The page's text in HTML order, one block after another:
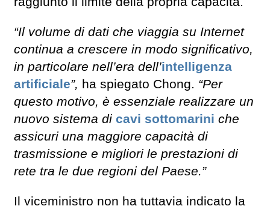
“Il volume di dati che viaggia su Internet
continua a crescere in modo significativo,
in particolare nell’era dell’intelligenza
artificiale”, ha spiegato Chong. “Per
questo motivo, è essenziale realizzare un
nuovo sistema di cavi sottomarini che
assicuri una maggiore capacità di
trasmissione e migliori le prestazioni di
rete tra le due regioni del Paese.”
Il viceministro non ha tuttavia indicato la